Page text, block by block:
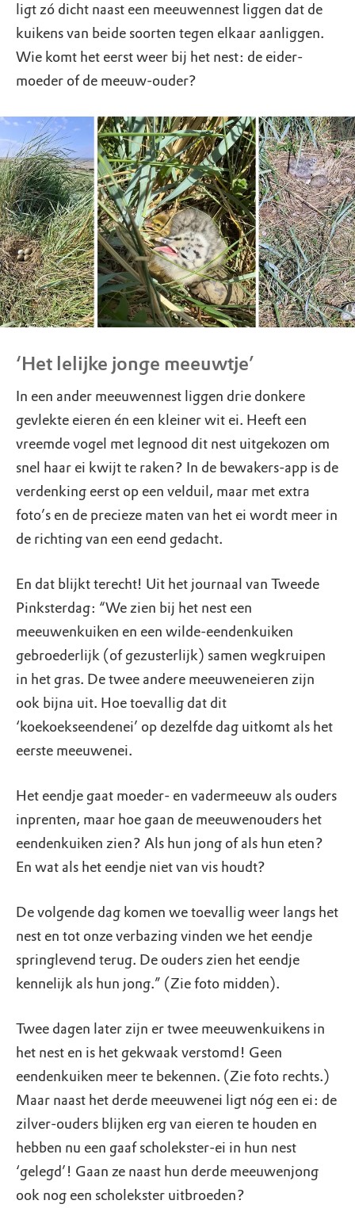
ligt zó dicht naast een meeuwennest liggen dat de
kuikens van beide soorten tegen elkaar aanliggen.
Wie komt het eerst weer bij het nest: de eider-
moeder of de meeuw-ouder?
‘Het lelijke jonge meeuwtje’
In een ander meeuwennest liggen drie donkere
gevlekte eieren én een kleiner wit ei. Heeft een
vreemde vogel met legnood dit nest uitgekozen om
snel haar ei kwijt te raken? In de bewakers-app is de
verdenking eerst op een velduil, maar met extra
foto’s en de precieze maten van het ei wordt meer in
de richting van een eend gedacht.
En dat blijkt terecht! Uit het journaal van Tweede
Pinksterdag: “We zien bij het nest een
meeuwenkuiken en een wilde-eendenkuiken
gebroederlijk (of gezusterlijk) samen wegkruipen
in het gras. De twee andere meeuweneieren zijn
ook bijna uit. Hoe toevallig dat dit
‘koekoekseendenei’ op dezelfde dag uitkomt als het
eerste meeuwenei.
Het eendje gaat moeder- en vadermeeuw als ouders
inprenten, maar hoe gaan de meeuwenouders het
eendenkuiken zien? Als hun jong of als hun eten?
En wat als het eendje niet van vis houdt?
De volgende dag komen we toevallig weer langs het
nest en tot onze verbazing vinden we het eendje
springlevend terug. De ouders zien het eendje
kennelijk als hun jong.” (Zie foto midden).
Twee dagen later zijn er twee meeuwenkuikens in
het nest en is het gekwaak verstomd! Geen
eendenkuiken meer te bekennen. (Zie foto rechts.)
Maar naast het derde meeuwenei ligt nóg een ei: de
zilver-ouders blijken erg van eieren te houden en
hebben nu een gaaf scholekster-ei in hun nest
‘gelegd’! Gaan ze naast hun derde meeuwenjong
ook nog een scholekster uitbroeden?